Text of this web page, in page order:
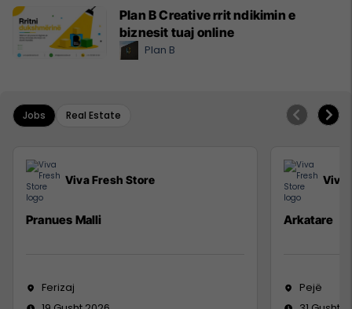
Plan B Creative rrit ndikimin e
biznesit tuaj online
Plan B
Jobs Real Estate
Viva Fresh Store
Pranues Malli
Ferizaj
Viva
Arkatare
Pejë